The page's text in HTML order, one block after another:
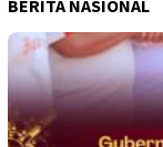
BERITA NASIONAL